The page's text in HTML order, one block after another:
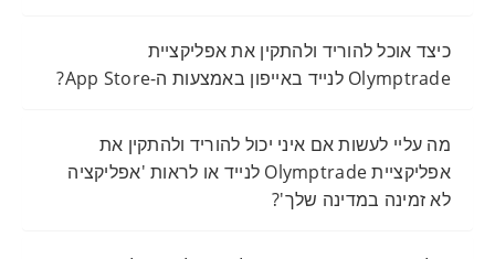
כיצד אוכל להוריד ולהתקין את אפליקציית
Olymptrade לנייד באייפון באמצעות ה-App Store?
מה עליי לעשות אם איני יכול להוריד ולהתקין את
אפליקציית Olymptrade לנייד או לראות 'אפליקציה
לא זמינה במדינה שלך'?